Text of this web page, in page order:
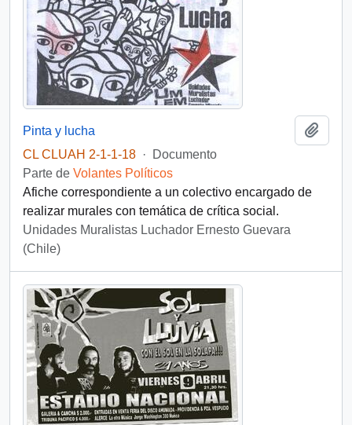
Pinta y lucha
CL CLUAH 2-1-1-18 ·
Documento
Parte de Volantes Políticos
Afiche correspondiente a un colectivo encargado de
realizar murales con temática de crítica social.
Unidades Muralistas Luchador Ernesto Guevara
(Chile)